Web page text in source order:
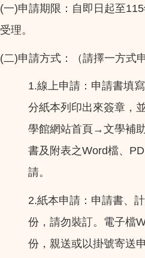
(一)申請期限：自即日起至115
受理。
(二)申請方式：（請擇一方式申
1.線上申請：申請書填
分紙本列印出來簽章，
學館網站首頁 →文學補
書及附表之Word檔、
請。
2.紙本申請：申請書、
份，請勿裝訂。電子檔
份，親送或以掛號寄送